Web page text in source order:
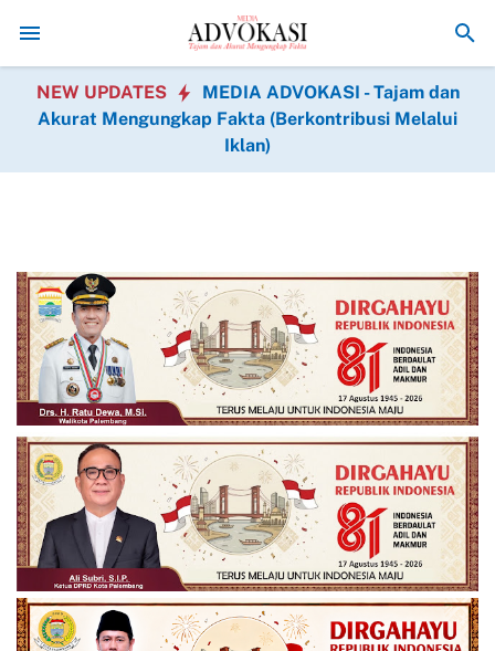
Gratis Hadir dalam BAKTIKES HUT Ke-1 Kodam XIX Tuanku
NEW UPDATES
MEDIA ADVOKASI - Tajam dan
Akurat Mengungkap Fakta (Berkontribusi Melalui
Iklan)